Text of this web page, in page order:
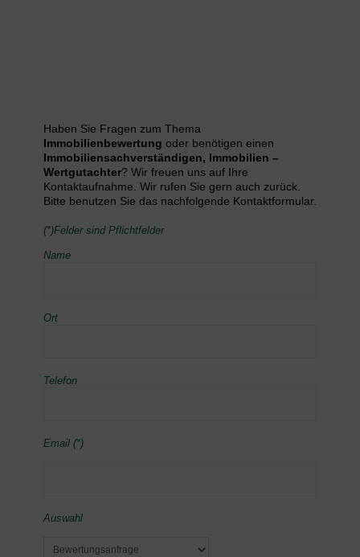
Haben Sie Fragen zum Thema
Immobilienbewertung oder benötigen einen
Immobiliensachverständigen, Immobilien –
Wertgutachter? Wir freuen uns auf Ihre
Kontaktaufnahme. Wir rufen Sie gern auch zurück.
Bitte benutzen Sie das nachfolgende Kontaktformular.
(*)Felder sind Pflichtfelder
Name
Ort
Telefon
Email (*)
Auswahl